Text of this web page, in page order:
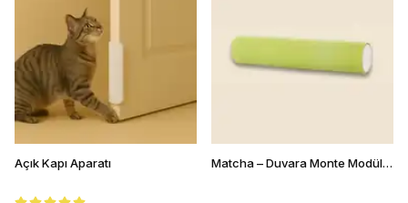
Açık Kapı Aparatı Matcha – Duvara Monte Modüler Kedi Tırmanma ve Oyun Parkuru Seti